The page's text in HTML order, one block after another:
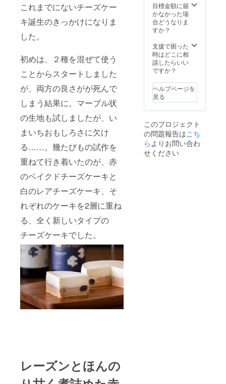
これまでにないチーズケー
キ誕生のきっかけになりま
した。
初めは、２種を混ぜて使う
ことからスタートしました
が、両方の良さがが死んで
しまう結果に。マーブル状
の生地も試しましたが、い
まいちおもしろさに欠け
る……。幾たびもの試作を
重ねて行き着いたのが、赤
のベイクドチーズケーキと
白のレアチーズケーキ、そ
れぞれのケーキを2層に重ね
る、全く新しいタイプの
チーズケーキでした。
レーズンとほんの
くこと
により
焼き
しさも
楽しん
で頂け
ます。
ギー表
乳・小
麦粉 ※
アル
コール
を含ん
でおり
ます。
目標金額に届
かなかった場
合どうなりま
すか？
支援で困った
時はどこに相
談したらいい
ですか？
ヘルプページを
見る
このプロジェクト
の問題報告はこち
ら よりお問い合わ
せください